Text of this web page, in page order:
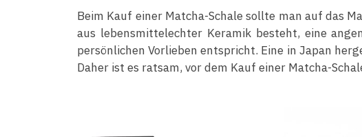
Beim Kauf einer Matcha-Schale sollte man auf das
aus lebensmittelechter Keramik besteht, eine
persönlichen Vorlieben entspricht. Eine in Japan
Daher ist es ratsam, vor dem Kauf einer Matcha-